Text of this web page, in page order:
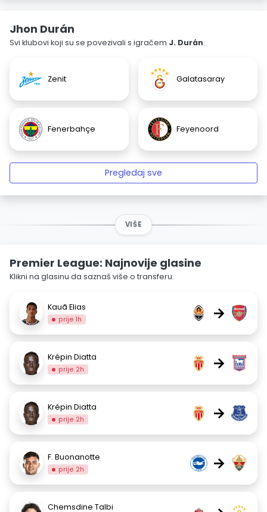
Jhon Durán
Svi klubovi koji su se povezivali s igračem J. Durán.
Zenit Galatasaray
Fenerbahçe Feyenoord
Pregledaj sve
VIŠE
Premier League: Najnovije glasine
Klikni na glasinu da saznaš više o transferu.
Kauã Elias
prije 1h →
Krépin Diatta
prije 2h →
Krépin Diatta
prije 2h →
F. Buonanotte
prije 2h →
Chemsdine Talbi